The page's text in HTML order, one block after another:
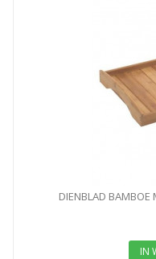
DIENBLAD BAMBOE
IN